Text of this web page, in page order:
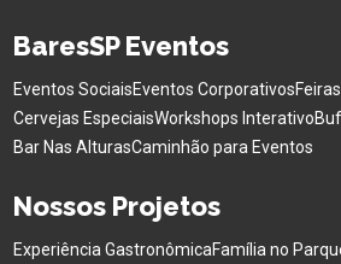
BaresSP Eventos
Eventos SociaisEventos Corporativos
Cervejas EspeciaisWorkshops Interativo
Bar Nas AlturasCaminhão para Eventos
Nossos Projetos
Experiência GastronômicaFamília no